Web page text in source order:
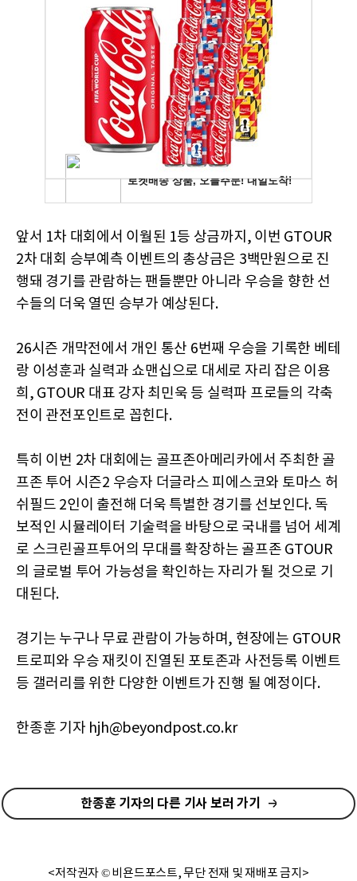
앞서 1차 대회에서 이월된 1등 상금까지, 이번 GTOUR
2차 대회 승부예측 이벤트의 총상금은 3백만원으로 진
행돼 경기를 관람하는 팬들뿐만 아니라 우승을 향한 선
수들의 더욱 열띤 승부가 예상된다.
26시즌 개막전에서 개인 통산 6번째 우승을 기록한 베테
랑 이성훈과 실력과 쇼맨십으로 대세로 자리 잡은 이용
희, GTOUR 대표 강자 최민욱 등 실력파 프로들의 각축
전이 관전포인트로 꼽힌다.
특히 이번 2차 대회에는 골프존아메리카에서 주최한 골
프존 투어 시즌2 우승자 더글라스 피에스코와 토마스 허
쉬필드 2인이 출전해 더욱 특별한 경기를 선보인다. 독
보적인 시뮬레이터 기술력을 바탕으로 국내를 넘어 세계
로 스크린골프투어의 무대를 확장하는 골프존 GTOUR
의 글로벌 투어 가능성을 확인하는 자리가 될 것으로 기
대된다.
경기는 누구나 무료 관람이 가능하며, 현장에는 GTOUR
트로피와 우승 재킷이 진열된 포토존과 사전등록 이벤트
등 갤러리를 위한 다양한 이벤트가 진행 될 예정이다.
한종훈 기자 hjh@beyondpost.co.kr
한종훈 기자의 다른 기사 보러 가기
<저작권자 © 비욘드포스트, 무단 전재 및 재배포 금지>